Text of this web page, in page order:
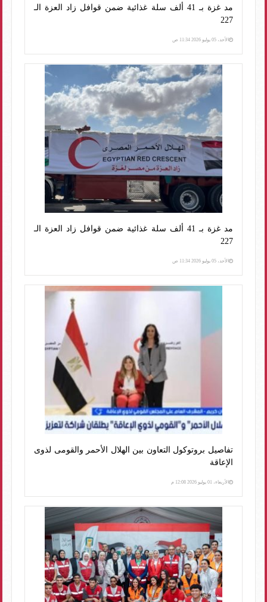
مد غزة بـ 41 ألف سلة غذائية ضمن قوافل زاد العزة الـ
227
الأحد، 05 يوليو 2026 11:34 ص
مد غزة بـ 41 ألف سلة غذائية ضمن قوافل زاد العزة الـ
227
الأحد، 05 يوليو 2026 11:34 ص
تفاصيل بروتوكول التعاون بين الهلال الأحمر والقومى لذوى
الإعاقة
الأربعاء، 01 يوليو 2026 12:08 م